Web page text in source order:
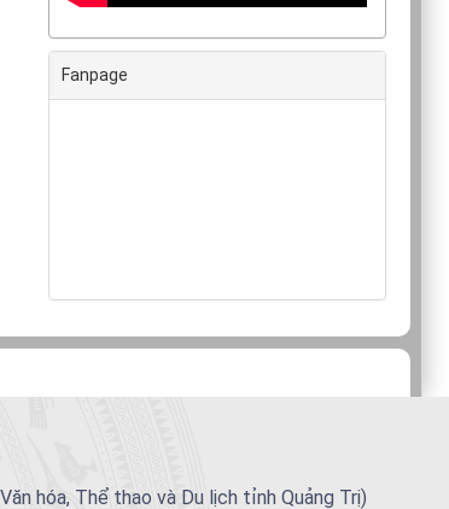
Fanpage
hóa, Thể thao và Du lịch tỉnh Quảng Trị)